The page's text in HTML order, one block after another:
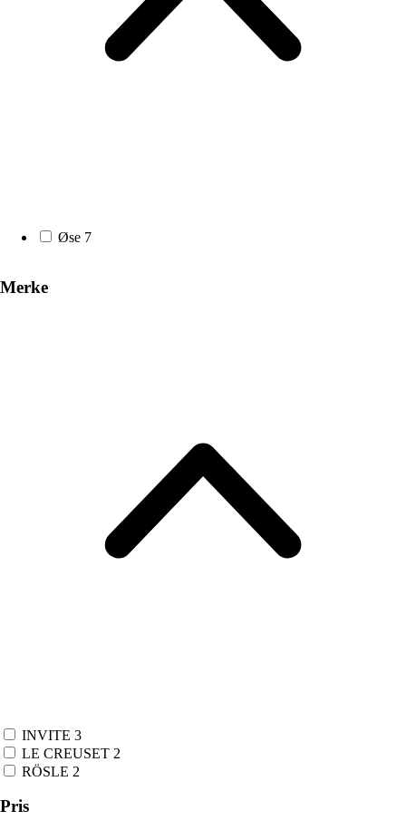
Øse 7
Merke
INVITE 3
LE CREUSET 2
RÖSLE 2
Pris